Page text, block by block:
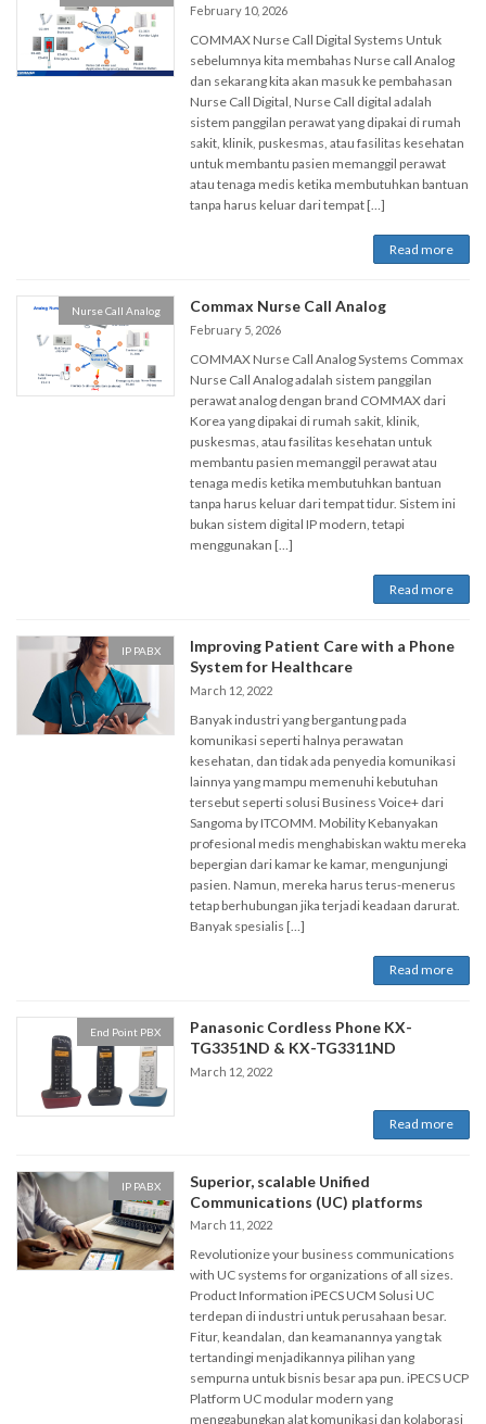
February 10, 2026
COMMAX Nurse Call Digital Systems Untuk
sebelumnya kita membahas Nurse call Analog
dan sekarang kita akan masuk ke pembahasan
Nurse Call Digital, Nurse Call digital adalah
sistem panggilan perawat yang dipakai di rumah
sakit, klinik, puskesmas, atau fasilitas kesehatan
untuk membantu pasien memanggil perawat
atau tenaga medis ketika membutuhkan bantuan
tanpa harus keluar dari tempat […]
Read more
Nurse Call Analog Commax Nurse Call Analog
February 5, 2026
COMMAX Nurse Call Analog Systems Commax
Nurse Call Analog adalah sistem panggilan
perawat analog dengan brand COMMAX dari
Korea yang dipakai di rumah sakit, klinik,
puskesmas, atau fasilitas kesehatan untuk
membantu pasien memanggil perawat atau
tenaga medis ketika membutuhkan bantuan
tanpa harus keluar dari tempat tidur. Sistem ini
bukan sistem digital IP modern, tetapi
menggunakan […]
Read more
IP PABX
Improving Patient Care with a Phone
System for Healthcare
March 12, 2022
Banyak industri yang bergantung pada
komunikasi seperti halnya perawatan
kesehatan, dan tidak ada penyedia komunikasi
lainnya yang mampu memenuhi kebutuhan
tersebut seperti solusi Business Voice+ dari
Sangoma by ITCOMM. Mobility Kebanyakan
profesional medis menghabiskan waktu mereka
bepergian dari kamar ke kamar, mengunjungi
pasien. Namun, mereka harus terus-menerus
tetap berhubungan jika terjadi keadaan darurat.
Banyak spesialis […]
Read more
End Point PBX
Panasonic Cordless Phone KX-
TG3351ND & KX-TG3311ND
March 12, 2022
Read more
IP PABX
Superior, scalable Unified
Communications (UC) platforms
March 11, 2022
Revolutionize your business communications
with UC systems for organizations of all sizes.
Product Information iPECS UCM Solusi UC
terdepan di industri untuk perusahaan besar.
Fitur, keandalan, dan keamanannya yang tak
tertandingi menjadikannya pilihan yang
sempurna untuk bisnis besar apa pun. iPECS UCP
Platform UC modular modern yang
menggabungkan alat komunikasi dan kolaborasi